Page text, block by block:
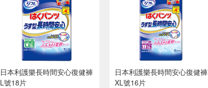
日本利護樂長時間安心復健褲
L號18片
日本利護樂長時間安心復健褲
XL號16片